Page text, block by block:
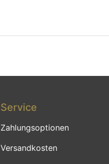
Service
Zahlungsoptionen
Versandkosten